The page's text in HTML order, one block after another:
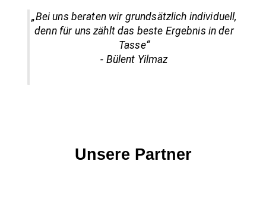
„Bei uns beraten wir grundsätzlich individuell,
denn für uns zählt das beste Ergebnis in der
Tasse“
- Bülent Yilmaz
Unsere Partner